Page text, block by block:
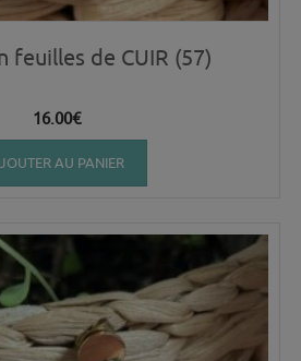
feuilles de CUIR (57)
16.00€
AU PANIER